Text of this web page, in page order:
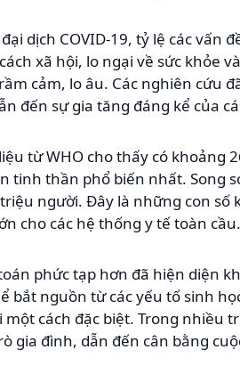
dịch COVID-19, tỷ lệ các vấn
xã hội, lo ngại về sức khỏe
cảm, lo âu. Các nghiên cứu
đến sự gia tăng đáng kể của
từ WHO cho thấy có khoảng
tinh thần phổ biến nhất. Song
người. Đây là những con
cho các hệ thống y tế toàn cầu.
phức tạp hơn đã hiện diện
bắt nguồn từ các yếu tố sinh
cách đặc biệt. Trong nhiều
gia đình, dẫn đến cân bằng